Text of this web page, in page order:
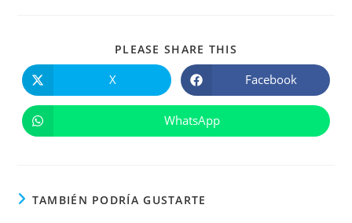
PLEASE SHARE THIS
abre
en
ventana
X Se
abre
en
ventana
Facebook
Se
abre
WhatsApp
TAMBIÉN PODRÍA GUSTARTE